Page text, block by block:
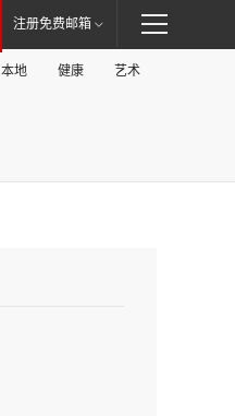
注册免费邮箱
本地 健康 艺术